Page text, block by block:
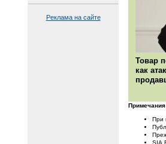
Реклама на сайте
Товар
как
Примечания
При